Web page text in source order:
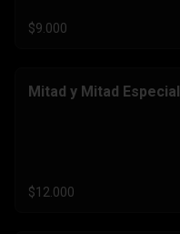
$9.000
Mitad y Mitad Especial
$12.000